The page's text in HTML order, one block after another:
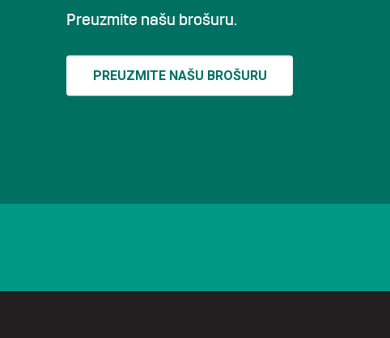
Preuzmite našu brošuru.
PREUZMITE NAŠU BROŠURU